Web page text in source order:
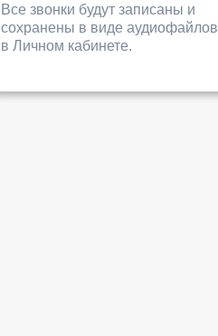
Все звонки будут записаны и
сохранены в виде аудиофайлов
в Личном кабинете.